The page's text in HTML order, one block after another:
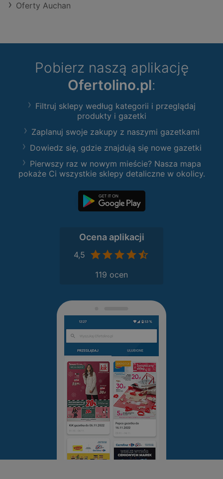
Oferty Auchan
Pobierz naszą aplikację
Ofertolino.pl:
Filtruj sklepy według kategorii i przeglądaj
produkty i gazetki
Zaplanuj swoje zakupy z naszymi gazetkami
Dowiedz się, gdzie znajdują się nowe gazetki
Pierwszy raz w nowym mieście? Nasza mapa
pokaże Ci wszystkie sklepy detaliczne w okolicy.
Ocena aplikacji
4,5
119 ocen